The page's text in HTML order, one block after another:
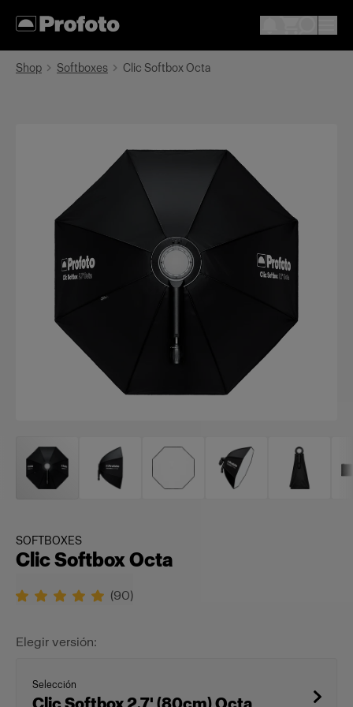
Shop Softboxes Clic Softbox Octa
SOFTBOXES
Clic Softbox Octa
(90)
Elegir versión:
Selección